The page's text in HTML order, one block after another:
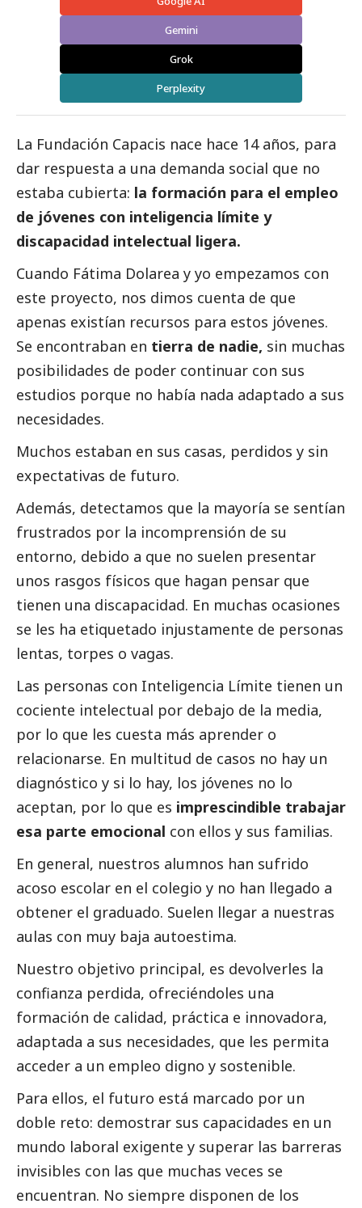
Gemini
Grok
Perplexity
La Fundación Capacis nace hace 14 años, para
dar respuesta a una demanda social que no
estaba cubierta: la formación para el empleo
de jóvenes con inteligencia límite y
discapacidad intelectual ligera.
Cuando Fátima Dolarea y yo empezamos con
este proyecto, nos dimos cuenta de que
apenas existían recursos para estos jóvenes.
Se encontraban en tierra de nadie, sin muchas
posibilidades de poder continuar con sus
estudios porque no había nada adaptado a sus
necesidades.
Muchos estaban en sus casas, perdidos y sin
expectativas de futuro.
Además, detectamos que la mayoría se sentían
frustrados por la incomprensión de su
entorno, debido a que no suelen presentar
unos rasgos físicos que hagan pensar que
tienen una discapacidad. En muchas ocasiones
se les ha etiquetado injustamente de personas
lentas, torpes o vagas.
Las personas con Inteligencia Límite tienen un
cociente intelectual por debajo de la media,
por lo que les cuesta más aprender o
relacionarse. En multitud de casos no hay un
diagnóstico y si lo hay, los jóvenes no lo
aceptan, por lo que es imprescindible trabajar
esa parte emocional con ellos y sus familias.
En general, nuestros alumnos han sufrido
acoso escolar en el colegio y no han llegado a
obtener el graduado. Suelen llegar a nuestras
aulas con muy baja autoestima.
Nuestro objetivo principal, es devolverles la
confianza perdida, ofreciéndoles una
formación de calidad, práctica e innovadora,
adaptada a sus necesidades, que les permita
acceder a un empleo digno y sostenible.
Para ellos, el futuro está marcado por un
doble reto: demostrar sus capacidades en un
mundo laboral exigente y superar las barreras
invisibles con las que muchas veces se
encuentran. No siempre disponen de los